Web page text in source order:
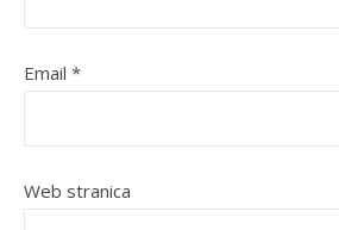
Email *
Web stranica